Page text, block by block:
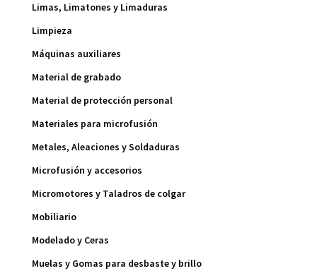
Limas, Limatones y Limaduras
Limpieza
Máquinas auxiliares
Material de grabado
Material de protección personal
Materiales para microfusión
Metales, Aleaciones y Soldaduras
Microfusión y accesorios
Micromotores y Taladros de colgar
Mobiliario
Modelado y Ceras
Muelas y Gomas para desbaste y brillo